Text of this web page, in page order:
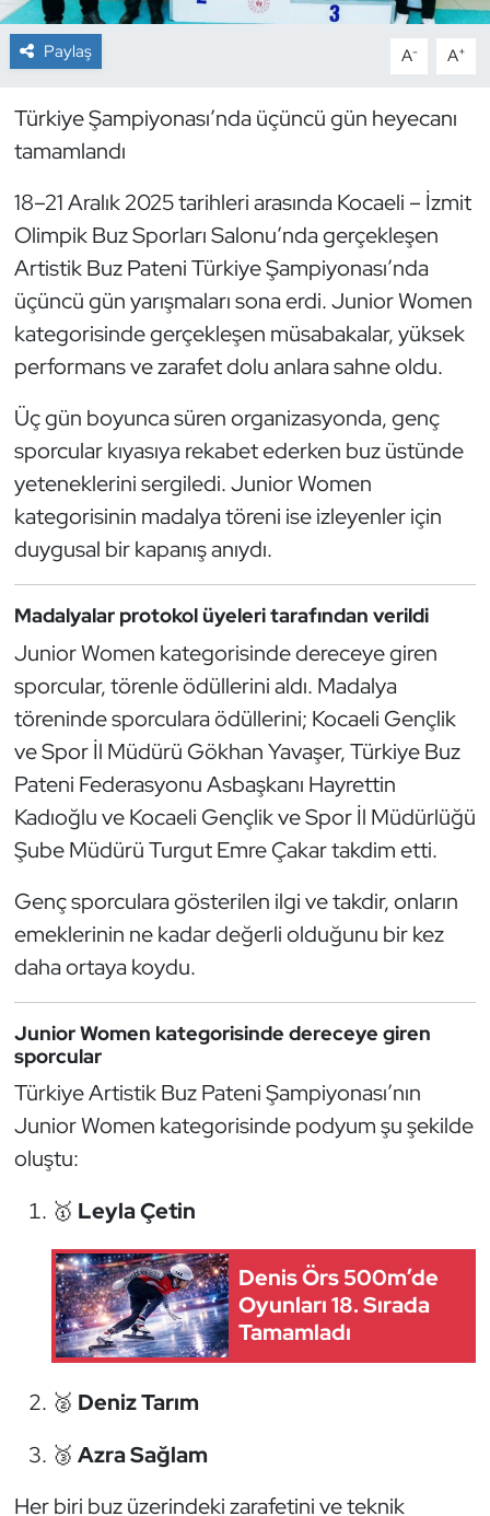
Paylaş A- A+
Türkiye Şampiyonası’nda üçüncü gün heyecanı
tamamlandı
18–21 Aralık 2025 tarihleri arasında Kocaeli – İzmit
Olimpik Buz Sporları Salonu’nda gerçekleşen
Artistik Buz Pateni Türkiye Şampiyonası’nda
üçüncü gün yarışmaları sona erdi. Junior Women
kategorisinde gerçekleşen müsabakalar, yüksek
performans ve zarafet dolu anlara sahne oldu.
Üç gün boyunca süren organizasyonda, genç
sporcular kıyasıya rekabet ederken buz üstünde
yeteneklerini sergiledi. Junior Women
kategorisinin madalya töreni ise izleyenler için
duygusal bir kapanış anıydı.
Madalyalar protokol üyeleri tarafından verildi
Junior Women kategorisinde dereceye giren
sporcular, törenle ödüllerini aldı. Madalya
töreninde sporculara ödüllerini; Kocaeli Gençlik
ve Spor İl Müdürü Gökhan Yavaşer, Türkiye Buz
Pateni Federasyonu Asbaşkanı Hayrettin
Kadıoğlu ve Kocaeli Gençlik ve Spor İl Müdürlüğü
Şube Müdürü Turgut Emre Çakar takdim etti.
Genç sporculara gösterilen ilgi ve takdir, onların
emeklerinin ne kadar değerli olduğunu bir kez
daha ortaya koydu.
Junior Women kategorisinde dereceye giren
sporcular
Türkiye Artistik Buz Pateni Şampiyonası’nın
Junior Women kategorisinde podyum şu şekilde
oluştu:
🥇 Leyla Çetin
Denis Örs 500m’de
Oyunları 18. Sırada
Tamamladı
🥈 Deniz Tarım
🥉 Azra Sağlam
Her biri buz üzerindeki zarafetini ve teknik
Dağcılık
Dövüş Sanatı
E-Spor
Eskrim
Futbol
Futsal
Genel
Golf
Güreş
Hava Sporları
Hentbol
İşitme Engelli Sporcular
Judo ve Kuraş
Karate
Kempo
Kick Boks
Kürek
Masa Tenisi
Modern Pentatlon
Motor Sporları
Optimist